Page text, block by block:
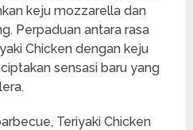
keju mozzarella dan
Perpaduan antara rasa
Chicken dengan keju
sensasi baru yang
Teriyaki Chicken